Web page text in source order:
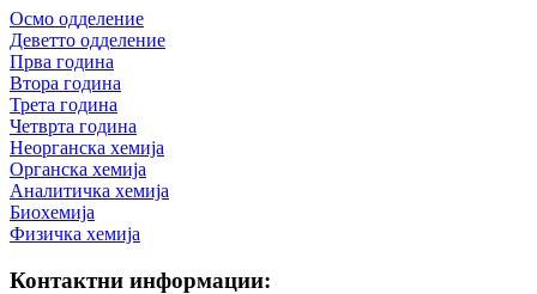
Осмо одделение
Деветто одделение
Прва година
Втора година
Трета година
Четврта година
Неорганска хемија
Органска хемија
Аналитичка хемија
Биохемија
Физичка хемија
Контактни информации: